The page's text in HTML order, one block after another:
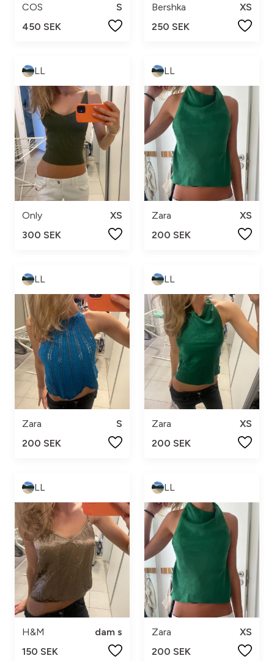
COS
S
450 SEK
Bershka
XS
250 SEK
LL
Only
XS
300 SEK
LL
Zara
XS
200 SEK
LL
Zara
S
200 SEK
LL
Zara
XS
200 SEK
LL
H&M
dam s
150 SEK
LL
Zara
XS
200 SEK